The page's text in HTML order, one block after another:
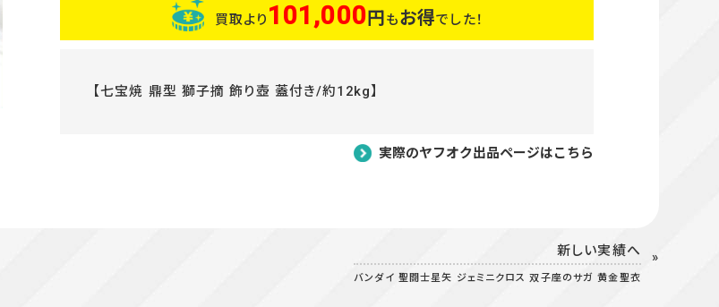
買取より 101,000円もお得でした！
【七宝焼 鼎型 獅子摘 飾り壺 蓋付き/約12kg】
実際のヤフオク出品ページはこちら
新しい実績へ
バンダイ 聖闘士星矢 ジェミニクロス 双子座のサガ 黄金聖衣